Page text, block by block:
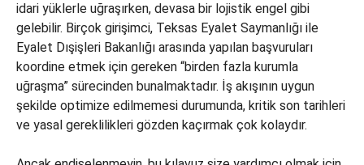
idari yüklerle uğraşırken, devasa bir lojistik engel gibi
gelebilir. Birçok girişimci, Teksas Eyalet Saymanlığı ile
Eyalet Dışişleri Bakanlığı arasında yapılan başvuruları
koordine etmek için gereken “birden fazla kurumla
uğraşma” sürecinden bunalmaktadır. İş akışının uygun
şekilde optimize edilmemesi durumunda, kritik son tarihleri
ve yasal gereklilikleri gözden kaçırmak çok kolaydır.